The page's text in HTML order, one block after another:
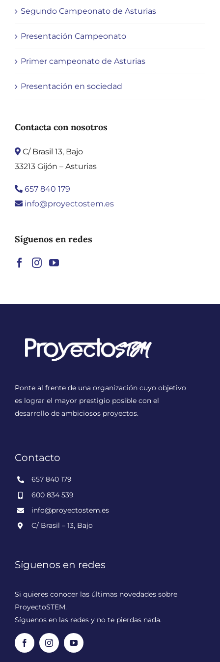
Segundo Campeonato de Asturias
Presentación Campeonato
Primer campeonato de Asturias
Presentación en sociedad
Contacta con nosotros
C/ Brasil 13, Bajo
33213 Gijón – Asturias
657 840 179
info@proyectostem.es
Síguenos en redes
Ponte al frente de una organización cuyo objetivo
es lograr el mayor prestigio posible con el
desarrollo de ambiciosos proyectos.
Contacto
657 840 179
600 834 539
info@proyectostem.es
C/ Brasil – 13, Bajo
Síguenos en redes
Si quieres conocer las últimas novedades sobre
ProyectoSTEM.
Síguenos en las redes y no te pierdas nada.